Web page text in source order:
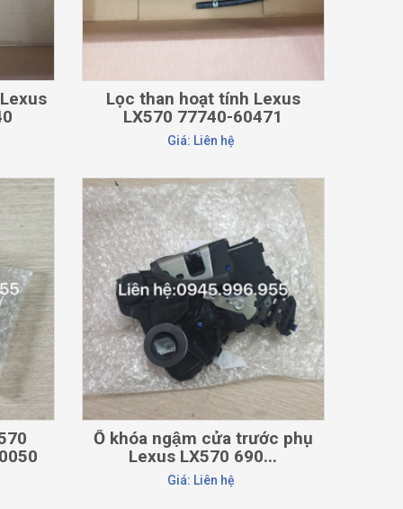
Lọc than hoạt tính Lexus
LX570 77740-60471
Giá: Liên hệ
CHI TIẾT
Ổ khóa ngậm cửa trước phụ
Lexus LX570 690...
Giá: Liên hệ